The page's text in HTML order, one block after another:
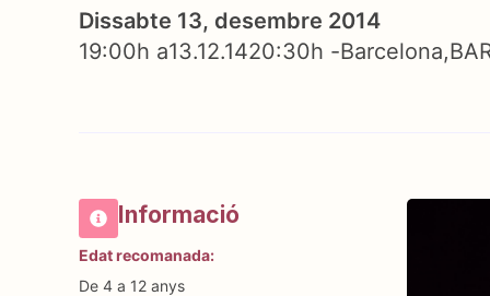
Dissabte 13, desembre 2014
19:00h a13.12.1420:30h -Barcelona
Informació
Edat recomanada:
De 4 a 12 anys